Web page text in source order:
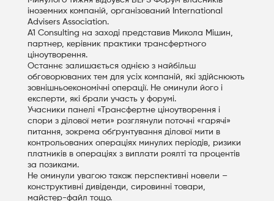
іноземних компаній, організований International
Advisers Association.
A1 Consulting на заході представив Микола Мішин,
партнер, керівник практики трансфертного
ціноутворення.
Останнє залишається однією з найбільш
обговорюваних тем для усіх компаній, які здійснюють
зовнішньоекономічні операції. Не оминули його і
експерти, які брали участь у форумі.
Учасники панелі «Трансфертне ціноутворення і
спори з ділової мети» розглянули поточні «гарячі»
питання, зокрема обґрунтування ділової мити в
контрольованих операціях минулих періодів, ризики
платників в операціях з виплати роялті та процентів
за позиками.
Не оминули увагою також перспективні новели –
конструктивні дивіденди, сировинні товари,
майстер-файл тощо.